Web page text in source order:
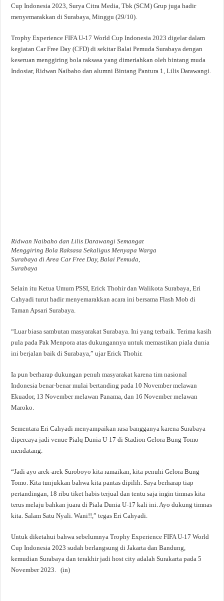
Cup Indonesia 2023, Surya Citra Media, Tbk (SCM) Grup juga hadir
menyemarakkan di Surabaya, Minggu (29/10).
Trophy Experience FIFA U-17 World Cup Indonesia 2023 digelar dalam
kegiatan Car Free Day (CFD) di sekitar Balai Pemuda Surabaya dengan
keseruan menggiring bola raksasa yang dimeriahkan oleh bintang muda
Indosiar, Ridwan Naibaho dan alumni Bintang Pantura 1, Lilis Darawangi.
Ridwan Naibaho dan Lilis Darawangi Semangat
Menggiring Bola Raksasa Sekaligus Menyapa Warga
Surabaya di Area Car Free Day, Balai Pemuda,
Surabaya
Selain itu Ketua Umum PSSI, Erick Thohir dan Walikota Surabaya, Eri
Cahyadi turut hadir menyemarakkan acara ini bersama Flash Mob di
Taman Apsari Surabaya.
“Luar biasa sambutan masyarakat Surabaya. Ini yang terbaik. Terima kasih
pula pada Pak Menpora atas dukungannya untuk memastikan piala dunia
ini berjalan baik di Surabaya,” ujar Erick Thohir.
Ia pun berharap dukungan penuh masyarakat karena tim nasional
Indonesia benar-benar mulai bertanding pada 10 November melawan
Ekuador, 13 November melawan Panama, dan 16 November melawan
Maroko.
Sementara Eri Cahyadi menyampaikan rasa bangganya karena Surabaya
dipercaya jadi venue Pialq Dunia U-17 di Stadion Gelora Bung Tomo
mendatang.
“Jadi ayo arek-arek Suroboyo kita ramaikan, kita penuhi Gelora Bung
Tomo. Kita tunjukkan bahwa kita pantas dipilih. Saya berharap tiap
pertandingan, 18 ribu tiket habis terjual dan tentu saja ingin timnas kita
terus melaju bahkan juara di Piala Dunia U-17 kali ini. Ayo dukung timnas
kita. Salam Satu Nyali. Wani!!,” tegas Eri Cahyadi.
Untuk diketahui bahwa sebelumnya Trophy Experience FIFA U-17 World
Cup Indonesia 2023 sudah berlangsung di Jakarta dan Bandung,
kemudian Surabaya dan terakhir jadi host city adalah Surakarta pada 5
November 2023. (in)